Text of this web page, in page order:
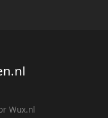
Wux.nl